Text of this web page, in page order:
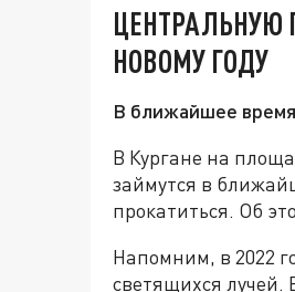
ЦЕНТРАЛЬНУЮ
НОВОМУ ГОДУ
В ближайшее время
В Кургане на
займутся в
прокатиться. Об
Напомним, в 2022
светящихся лучей.